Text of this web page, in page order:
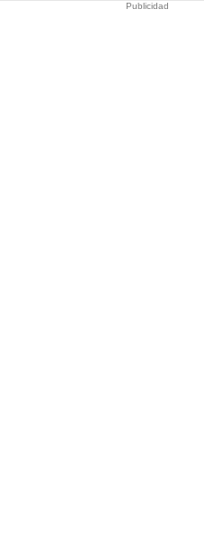
Publicidad